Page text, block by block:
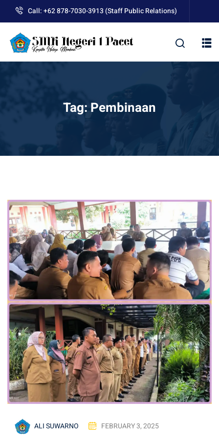
content
Call: +62 878-7030-3913 (Staff Public Relations)
Tag: Pembinaan
ALI SUWARNO FEBRUARY 3, 2025